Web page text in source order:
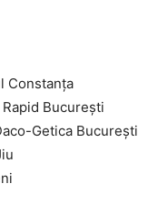
Constanţa
Bucureşti
Getica Bucureşti